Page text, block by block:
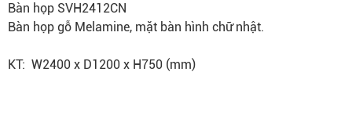
Bàn họp SVH2412CN
Bàn họp gỗ Melamine, mặt bàn hình chữ nhật.
KT: W2400 x D1200 x H750 (mm)